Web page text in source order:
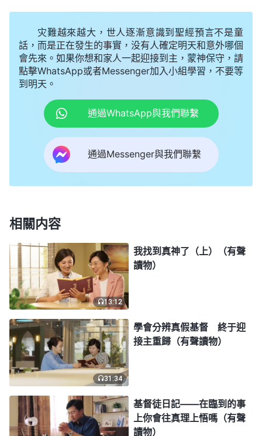
没過幾天，王姊妹來了，我説：「牧師給我讀聖
經了，『那時，若有人對你們説「基督在這裏」，或
説「基督在那裏」，你們不要信！因為假基督、假先
知將要起來，顯大神迹、大奇事，倘若能行，連選民
也就迷惑了。
』（太24:23-24）末世有假基督出
現，凡傳主來的都是假的，我不懂聖經，身量小怕受
迷惑，不敢聽别的道，我不能接待你了，以後你别來
了。」姊妹誠懇地説：「主耶穌説這話是讓我們在末
世防備假基督，但不是讓我們把基督也拒之門外。有
冒充。主耶穌這話是告訴我們要學會分辨，而不是因
着末世有假基督出現就一律拒絶聽主再來的
然，咱怎麽能迎接到主的再來呢？其實，主耶穌已經
把假基督的特徵説得很清楚了，假基督的主要表現是
顯神迹、行异能、醫病趕鬼，模仿主耶穌作過的工作
來迷惑人。所以，在末世凡冒主耶穌的名傳
道，能顯點簡單的神迹或醫病趕鬼的才是假基督。末
世重返肉身的主耶穌——全能神，他不重複主耶穌作
過的工作，而是在主耶穌救贖工作的基礎上作新的工
真理作了一步審判潔净人的工作，要把經過救贖却還
活在罪中的人徹底拯救出來，脱離犯罪本性的捆綁，
灾難越來越大，世人逐漸意識到聖經預言不是童
話，而是正在發生的事實，没有人確定明天和意外哪個
會先來。如果你想和家人一起迎接到主，蒙神保守，請
點擊WhatsApp或者Messenger加入小組學習，不要等
到明天。
通過WhatsApp與我們聯繫
通過Messenger與我們聯繫
相關内容
13:12
我找到真神了（上）（有聲
讀物）
31:34
學會分辨真假基督 終于迎
接主重歸（有聲讀物）
基督徒日記——在臨到的事
上你會往真理上悟嗎（有聲
讀物）